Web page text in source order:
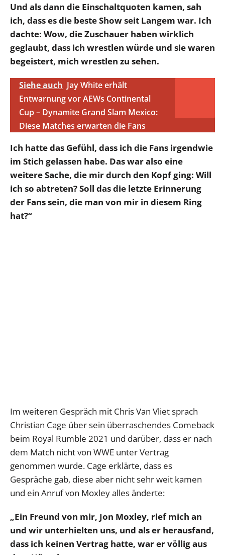
Und als dann die Einschaltquoten kamen, sah
ich, dass es die beste Show seit Langem war. Ich
dachte: Wow, die Zuschauer haben wirklich
geglaubt, dass ich wrestlen würde und sie waren
begeistert, mich wrestlen zu sehen.
Siehe auch Jay White erhält
Entwarnung vor AEWs Continental
Cup – Dynamite Grand Slam Mexico:
Diese Matches erwarten die Fans
Ich hatte das Gefühl, dass ich die Fans irgendwie
im Stich gelassen habe. Das war also eine
weitere Sache, die mir durch den Kopf ging: Will
ich so abtreten? Soll das die letzte Erinnerung
der Fans sein, die man von mir in diesem Ring
hat?“
Im weiteren Gespräch mit Chris Van Vliet sprach
Christian Cage über sein überraschendes Comeback
beim Royal Rumble 2021 und darüber, dass er nach
dem Match nicht von WWE unter Vertrag
genommen wurde. Cage erklärte, dass es
Gespräche gab, diese aber nicht sehr weit kamen
und ein Anruf von Moxley alles änderte:
„Ein Freund von mir, Jon Moxley, rief mich an
und wir unterhielten uns, und als er herausfand,
dass ich keinen Vertrag hatte, war er völlig aus